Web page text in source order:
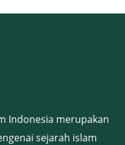
Indonesia merupakan
sejarah islam